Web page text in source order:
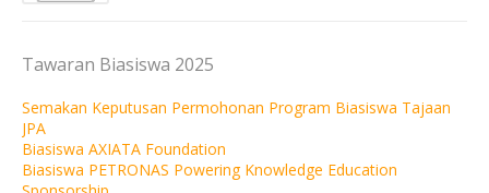
Tawaran Biasiswa 2025
Semakan Keputusan Permohonan Program Biasiswa Tajaan
JPA
Biasiswa AXIATA Foundation
Biasiswa PETRONAS Powering Knowledge Education